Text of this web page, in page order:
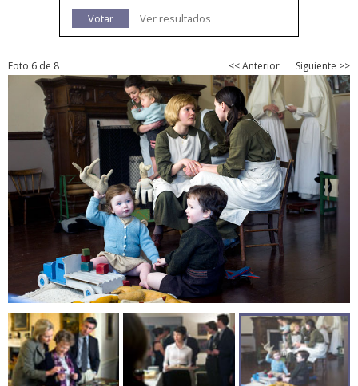
Votar
Ver resultados
Foto 6 de 8 << Anterior Siguiente >>